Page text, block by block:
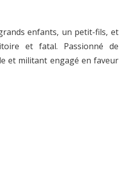
enfants, un petit-fils, et
et fatal. Passionné de
et militant engagé en faveur